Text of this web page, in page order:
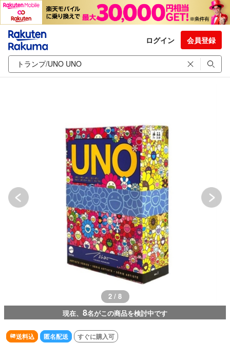
ログイン 会員登録
3 / 8
現在、 8名がこの商品を検討中です
送料込 匿名配送 すぐに購入可